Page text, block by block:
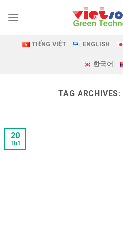
TIẾNG VIỆT ENGLISH
한국어
TAG ARCHIVES:
20
Th1